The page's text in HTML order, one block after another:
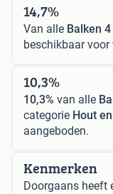
14,7%
Van alle Balken
beschikbaar voor
10,3%
10,3% van alle
categorie Hout
aangeboden.
Kenmerken
Doorgaans heeft